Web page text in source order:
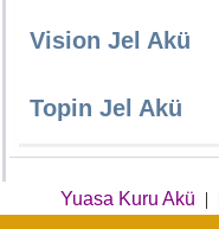
Vision Jel Akü
Topin Jel Akü
Yuasa Kuru Akü |